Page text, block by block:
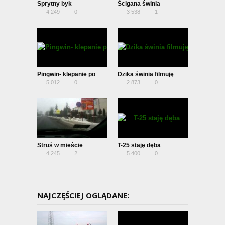
Sprytny byk
4 249 0
Ścigana świnia
3 538 1
Pingwin- klepanie po
plecach
5 012 0
Dzika świnia filmuję
innych
2 873 0
Struś w mieście
4 245 2
T-25 staję dęba
5 400 0
NAJCZĘŚCIEJ OGLĄDANE: